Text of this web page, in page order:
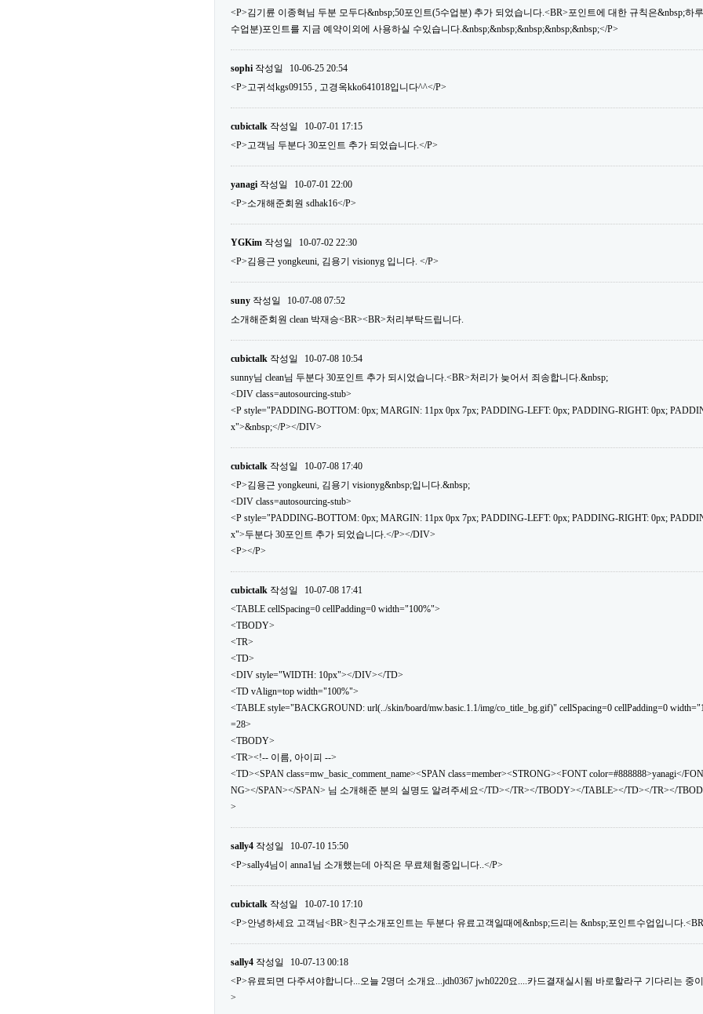
<P>김기륜 이종혁님 두분 모두다&nbsp;50포인트(5수업분) 추가 되었습니다.<BR>포인트에 대한 규칙은&nbsp;하
수업분)포인트를 지금 예약이외에 사용하실 수있습니다.&nbsp;&nbsp;&nbsp;&nbsp;&nbsp;</P>
sophi 작성일
10-06-25 20:54
<P>고귀석kgs09155 , 고경옥kko641018입니다^^</P>
cubictalk 작성일
10-07-01 17:15
<P>고객님 두분다 30포인트 추가 되었습니다.</P>
yanagi 작성일
10-07-01 22:00
<P>소개해준회원 sdhak16</P>
YGKim 작성일
10-07-02 22:30
<P>김용근 yongkeuni, 김용기 visionyg 입니다. </P>
suny 작성일
10-07-08 07:52
소개해준회원 clean 박재승<BR><BR>처리부탁드립니다.
cubictalk 작성일
10-07-08 10:54
sunny님 clean님 두분다 30포인트 추가 되시었습니다.<BR>처리가 늦어서 죄송합니다.&nbsp;
<DIV class=autosourcing-stub>
<P style="PADDING-BOTTOM: 0px; MARGIN: 11px 0px 7px; PADDING-LEFT: 0px; PADDING-RIGHT: 0px;
x">&nbsp;</P></DIV>
cubictalk 작성일
10-07-08 17:40
<P>김용근 yongkeuni, 김용기 visionyg&nbsp;입니다.&nbsp;
<DIV class=autosourcing-stub>
<P style="PADDING-BOTTOM: 0px; MARGIN: 11px 0px 7px; PADDING-LEFT: 0px; PADDING-RIGHT: 0px;
x">두분다 30포인트 추가 되었습니다.</P></DIV>
<P></P>
cubictalk 작성일
10-07-08 17:41
<TABLE cellSpacing=0 cellPadding=0 width="100%">
<TBODY>
<TR>
<TD>
<DIV style="WIDTH: 10px"></DIV></TD>
<TD vAlign=top width="100%">
<TABLE style="BACKGROUND: url(../skin/board/mw.basic.1.1/img/co_title_bg.gif)" cellSpacing=0 cellPadding=0
=28>
<TBODY>
<TR><!-- 이름, 아이피 -->
<TD><SPAN class=mw_basic_comment_name><SPAN class=member><STRONG><FONT color=#888888>yanagi</
NG></SPAN></SPAN> 님 소개해준 분의 실명도 알려주세요</TD></TR></TBODY></TABLE></TD></TR></
>
sally4 작성일
10-07-10 15:50
<P>sally4님이 anna1님 소개했는데 아직은 무료체험중입니다..</P>
cubictalk 작성일
10-07-10 17:10
<P>안녕하세요 고객님<BR>친구소개포인트는 두분다 유료고객일때에&nbsp;드리는 &nbsp;포인트수업입니다
sally4 작성일
10-07-13 00:18
<P>유료되면 다주셔야합니다...오늘 2명더 소개요...jdh0367 jwh0220요....카드결재실시됨 바로할라구 기다리는 중
>